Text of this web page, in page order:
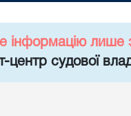
інформацію лише
центр судової